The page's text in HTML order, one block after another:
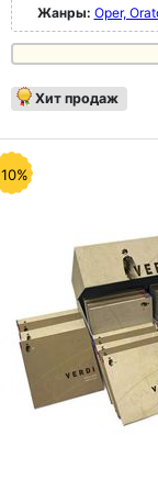
Жанры: Oper,
Хит продаж